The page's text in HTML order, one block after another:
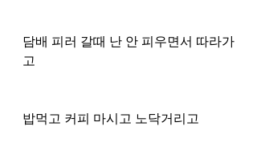
담배 피러 갈때 난 안 피우면서 따라가
고
밥먹고 커피 마시고 노닥거리고